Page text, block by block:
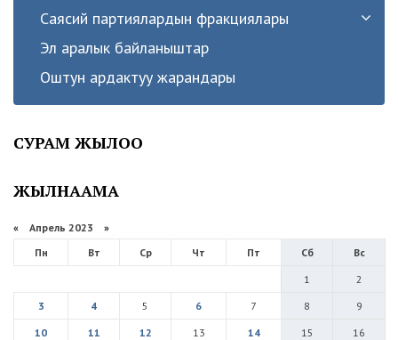
Саясий партиялардын фракциялары
Эл аралык байланыштар
Оштун ардактуу жарандары
СУРАМ ЖЫЛОО
ЖЫЛНААМА
« Апрель 2023 »
Пн
Вт Ср Чт Пт Сб
Вс
1
2
3
4 5 6 7 8
9
10
11 12 13 14 15
16